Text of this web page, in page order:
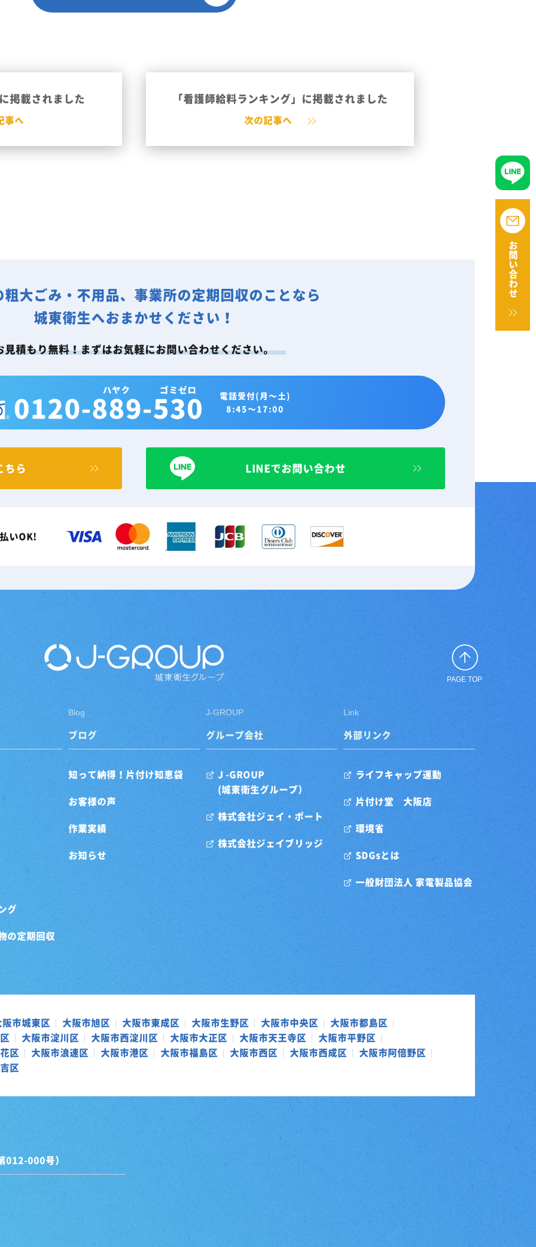
お問い合わせ
掲載されました
事へ
「看護師給料ランキング」に掲載されました
次の記事へ
粗大ごみ・不用品、事業所の定期回収のことなら
城東衛生へおまかせください！
見積もり無料！まずはお気軽にお問い合わせください。
電話受付(月～土)
8:45～17:00
ちら LINEでお問い合わせ
いOK!
PAGE TOP
グ
の定期回収
Blog
ブログ
知って納得！片付け知恵袋
お客様の声
作業実績
お知らせ
J-GROUP
グループ会社
J -GROUP
(城東衛生グループ）
株式会社ジェイ・ポート
株式会社ジェイブリッジ
Link
外部リンク
ライフキャップ運動
片付け堂 大阪店
環境省
SDGsとは
一般財団法人 家電製品協会
阪市城東区 大阪市旭区 大阪市東成区 大阪市生野区 大阪市中央区
大阪市都島区
大阪市淀川区 大阪市西淀川区 大阪市大正区 大阪市天王寺区
大阪市平野区
区
大阪市浪速区 大阪市港区 大阪市福島区 大阪市西区 大阪市西成区
大阪市阿倍野区
区
012-000号）